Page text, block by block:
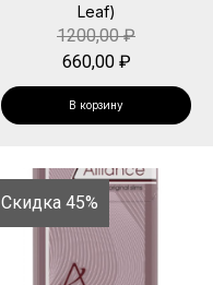
Leaf)
1200,00₽
660,00 ₽
В корзину
Скидка 45%